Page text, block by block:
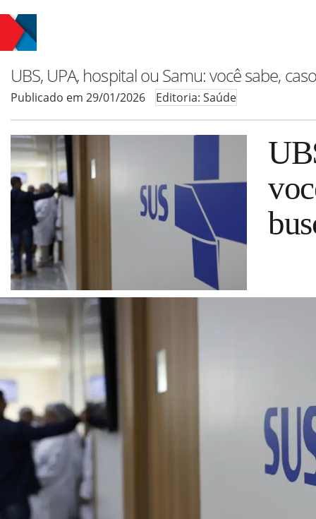
UBS, UPA, hospital ou Samu: você sabe,
Publicado em 29/01/2026 Editoria: Saúde